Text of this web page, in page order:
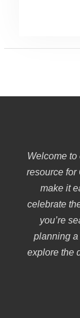
Welcome to
resource for
make it
celebrate
you’re
planning a
explore the